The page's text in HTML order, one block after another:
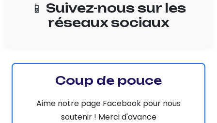
📱 Suivez-nous sur les
réseaux sociaux
Coup de pouce
Aime notre page Facebook pour nous
soutenir ! Merci d'avance